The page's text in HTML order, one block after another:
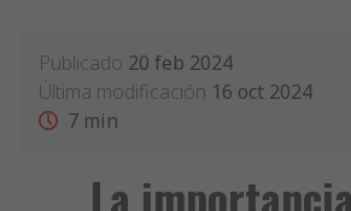
Publicado 20 feb 2024
Última modificación 16 oct 2024
7 min
La